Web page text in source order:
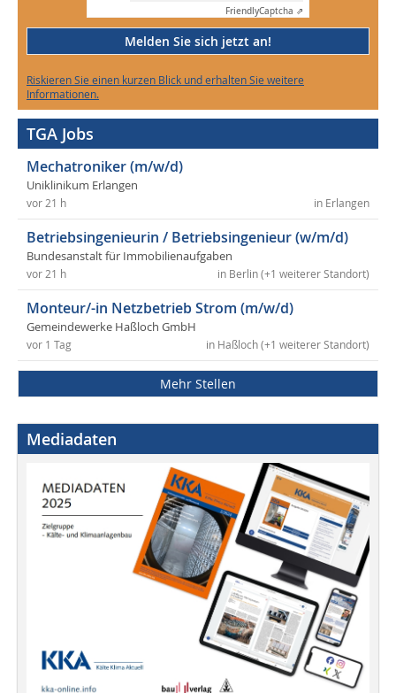
FriendlyCaptcha ⇗
Melden Sie sich jetzt an!
Riskieren Sie einen kurzen Blick und erhalten Sie weitere
Informationen.
TGA Jobs
Mechatroniker (m/w/d)
Uniklinikum Erlangen
in Erlangen
vor 21 h
Betriebsingenieurin / Betriebsingenieur (w/m/d)
Bundesanstalt für Immobilienaufgaben
in Berlin (+1 weiterer Standort)
vor 21 h
Monteur/-in Netzbetrieb Strom (m/w/d)
Gemeindewerke Haßloch GmbH
in Haßloch (+1 weiterer Standort)
vor 1 Tag
Mehr Stellen
Mediadaten